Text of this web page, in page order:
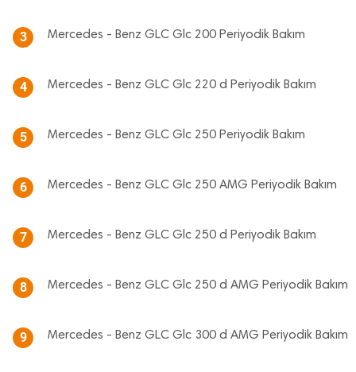
3 Mercedes - Benz GLC Glc 200 Periyodik Bakım
4 Mercedes - Benz GLC Glc 220 d Periyodik Bakım
5 Mercedes - Benz GLC Glc 250 Periyodik Bakım
6 Mercedes - Benz GLC Glc 250 AMG Periyodik Bakım
7 Mercedes - Benz GLC Glc 250 d Periyodik Bakım
8 Mercedes - Benz GLC Glc 250 d AMG Periyodik Bakım
9 Mercedes - Benz GLC Glc 300 d AMG Periyodik Bakım